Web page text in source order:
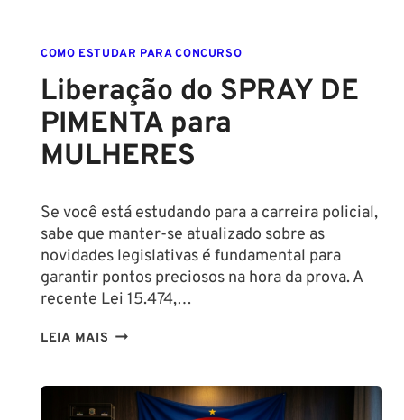
COMO ESTUDAR PARA CONCURSO
Liberação do SPRAY DE
PIMENTA para
MULHERES
Se você está estudando para a carreira policial,
sabe que manter-se atualizado sobre as
novidades legislativas é fundamental para
garantir pontos preciosos na hora da prova. A
recente Lei 15.474,…
LEIA MAIS LIBERAÇÃO
DE